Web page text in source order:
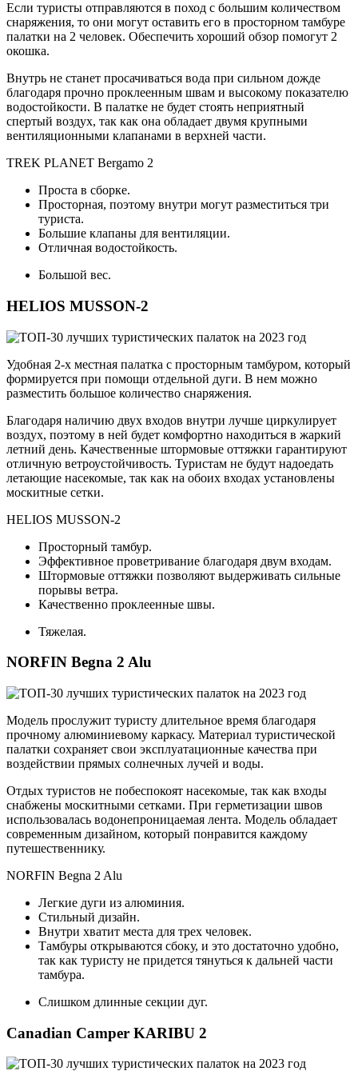
Если туристы отправляются в поход с большим количеством
снаряжения, то они могут оставить его в просторном тамбуре
палатки на 2 человек. Обеспечить хороший обзор помогут 2
окошка.
Внутрь не станет просачиваться вода при сильном дожде
благодаря прочно проклеенным швам и высокому показателю
водостойкости. В палатке не будет стоять неприятный
спертый воздух, так как она обладает двумя крупными
вентиляционными клапанами в верхней части.
TREK PLANET Bergamo 2
Проста в сборке.
Просторная, поэтому внутри могут разместиться три
туриста.
Большие клапаны для вентиляции.
Отличная водостойкость.
Большой вес.
HELIOS MUSSON-2
Удобная 2-х местная палатка с просторным тамбуром, который
формируется при помощи отдельной дуги. В нем можно
разместить большое количество снаряжения.
Благодаря наличию двух входов внутри лучше циркулирует
воздух, поэтому в ней будет комфортно находиться в жаркий
летний день. Качественные штормовые оттяжки гарантируют
отличную ветроустойчивость. Туристам не будут надоедать
летающие насекомые, так как на обоих входах установлены
москитные сетки.
HELIOS MUSSON-2
Просторный тамбур.
Эффективное проветривание благодаря двум входам.
Штормовые оттяжки позволяют выдерживать сильные
порывы ветра.
Качественно проклеенные швы.
Тяжелая.
NORFIN Begna 2 Alu
Модель прослужит туристу длительное время благодаря
прочному алюминиевому каркасу. Материал туристической
палатки сохраняет свои эксплуатационные качества при
воздействии прямых солнечных лучей и воды.
Отдых туристов не побеспокоят насекомые, так как входы
снабжены москитными сетками. При герметизации швов
использовалась водонепроницаемая лента. Модель обладает
современным дизайном, который понравится каждому
путешественнику.
NORFIN Begna 2 Alu
Легкие дуги из алюминия.
Стильный дизайн.
Внутри хватит места для трех человек.
Тамбуры открываются сбоку, и это достаточно удобно,
так как туристу не придется тянуться к дальней части
тамбура.
Слишком длинные секции дуг.
Canadian Camper KARIBU 2